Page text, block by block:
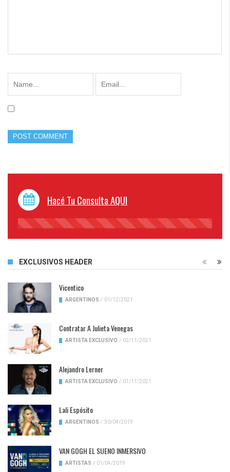
Hacé Tu Consulta AQUI
45%
EXCLUSIVOS HEADER
Vicentico
ARGENTINOS / 01/12/2021
Contratar A Julieta Venegas
ARTISTA EXCLUSIVO / 02/11/2021
Alejandro Lerner
ARTISTA EXCLUSIVO / 01/11/2021
Lali Espósito
ARGENTINOS / 30/04/2019
VAN GOGH EL SUENO INMERSIVO
ARTISTAS / 01/04/2019